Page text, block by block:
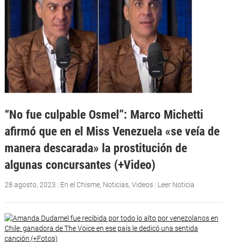
“No fue culpable Osmel”: Marco Michetti
afirmó que en el Miss Venezuela «se veía de
manera descarada» la prostitución de
algunas concursantes (+Video)
28 agosto, 2023 | En el Chisme, Noticias, Videos | Leer Noticia